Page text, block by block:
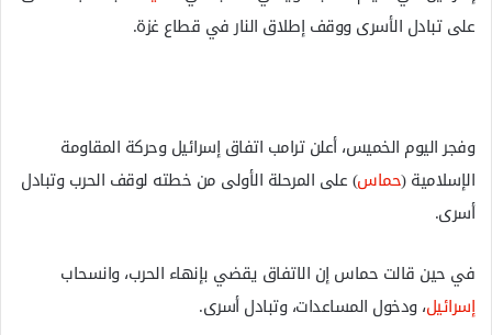
على تبادل الأسرى ووقف إطلاق النار في قطاع غزة.
وفجر اليوم الخميس، أعلن ترامب اتفاق إسرائيل وحركة المقاومة
الإسلامية (حماس) على المرحلة الأولى من خطته لوقف الحرب وتبادل
أسرى.
في حين قالت حماس إن الاتفاق يقضي بإنهاء الحرب، وانسحاب
إسرائيل، ودخول المساعدات، وتبادل أسرى.